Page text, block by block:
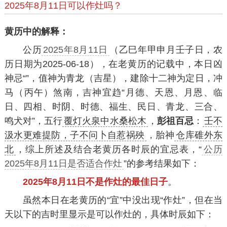
2025年8月11日可以作灶吗？
黄历中的解释：
公历 2025年8月11日
（乙巳年甲申月壬子日，农
历日期为2025-06-18），在老黄历的记载中，本日凶
神忌“”，值神为青龙（吉星），建除十二神为定日，冲
马（丙午）煞南，吉神宜趋“月德、天恩、月恩、临
日、四相、时阴、时德、福生、民日、青龙、三合、
鸣犬对”，五行覆灯火泉中水桑松木 ， 彭祖百忌： 壬不
汲水更难提防，子不问卜自惹祸殃 ，胎神 仓库碓外东
北 ，综上所述及结合老黄历各时辰的宜忌表，“ 公历
2025年8月11日是否适合作灶 ”的参考结果如下：
2025年8月11日不是作灶的最佳日子。
虽然本日在老黄历的“宜”中没出现“作灶”，但在当
天以下的吉时里显示是可以作灶的，具体时辰如下：